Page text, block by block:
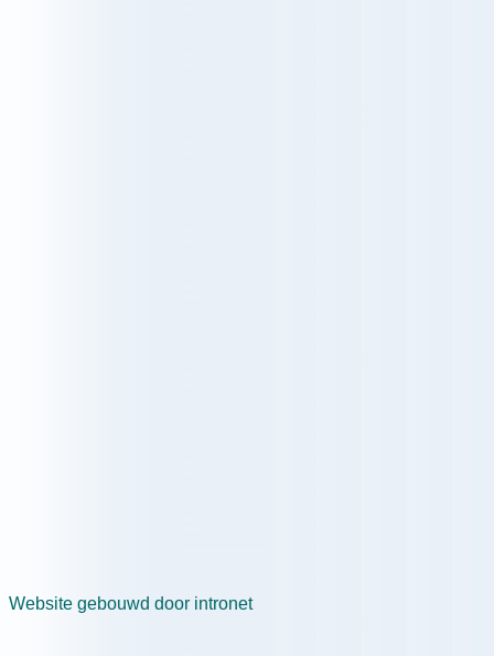
Website gebouwd door intronet